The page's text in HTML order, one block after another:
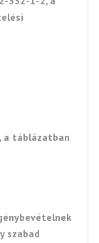
a táblázatban
szabad